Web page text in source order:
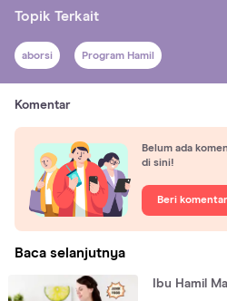
Topik Terkait
aborsi Program Hamil
Komentar
Belum ada
di sini!
Beri komentar
Baca selanjutnya
Ibu Hamil